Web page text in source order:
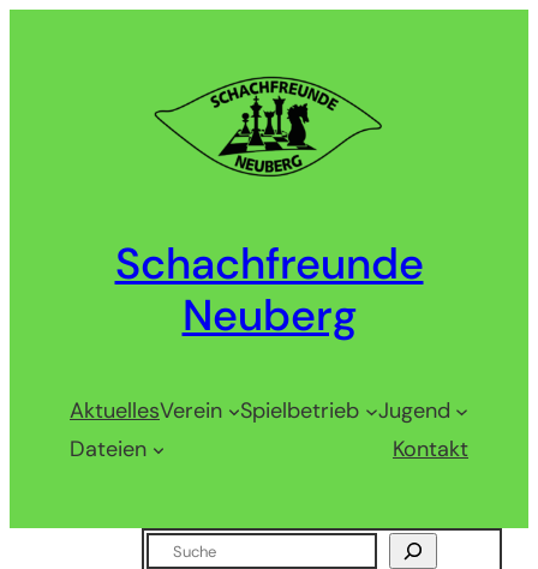
Schachfreunde
Neuberg
AktuellesVerein Spielbetrieb
Jugend
Dateien
Kontakt
Suchen